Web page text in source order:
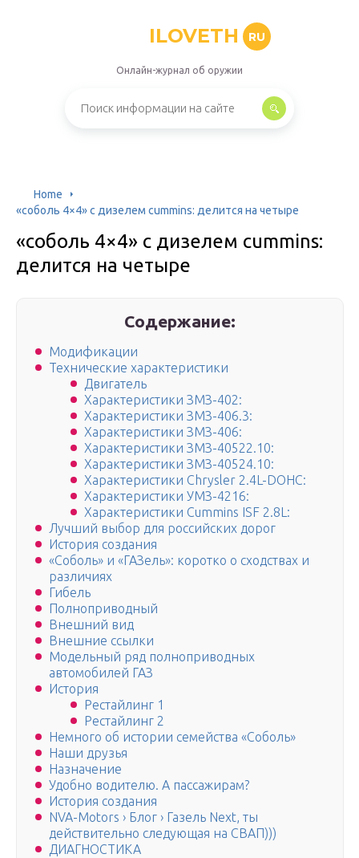
ILOVETH RU
Онлайн-журнал об оружии
Home
«соболь 4×4» с дизелем cummins: делится на четыре
«соболь 4×4» с дизелем cummins:
делится на четыре
Содержание:
Модификации
Технические характеристики
Двигатель
Характеристики ЗМЗ-402:
Характеристики ЗМЗ-406.3:
Характеристики ЗМЗ-406:
Характеристики ЗМЗ-40522.10:
Характеристики ЗМЗ-40524.10:
Характеристики Chrysler 2.4L-DOHC:
Характеристики УМЗ-4216:
Характеристики Cummins ISF 2.8L:
Лучший выбор для российских дорог
История создания
«Соболь» и «ГАЗель»: коротко о сходствах и
различиях
Гибель
Полноприводный
Внешний вид
Внешние ссылки
Модельный ряд полноприводных
автомобилей ГАЗ
История
Рестайлинг 1
Рестайлинг 2
Немного об истории семейства «Соболь»
Наши друзья
Назначение
Удобно водителю. А пассажирам?
История создания
NVA-Motors › Блог › Газель Next, ты
действительно следующая на СВАП)))
ДИАГНОСТИКА